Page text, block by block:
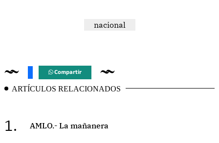
nacional
Compartir
ARTÍCULOS RELACIONADOS
1. AMLO.- La mañanera